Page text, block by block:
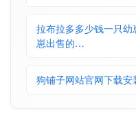
拉布拉多多少钱一只
崽出售的…
狗铺子网站官网下载安